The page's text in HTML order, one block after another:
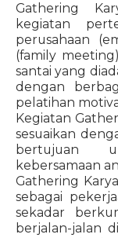
Gathering
kegiatan
perusahaan
(family
santai yang
dengan
pelatihan
Kegiatan
sesuaikan
bertujuan
kebersamaan
Gathering
sebagai
sekadar
berjalan-jalan